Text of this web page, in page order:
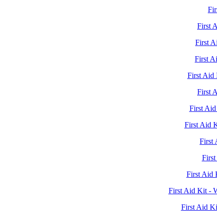
First
First
First
First Aid
First
First Aid
First Aid
First
First Aid
First Aid Kit -
First Aid